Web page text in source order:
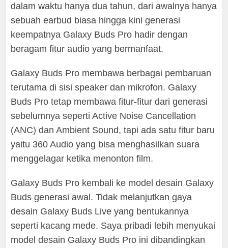
dalam waktu hanya dua tahun, dari awalnya hanya
sebuah earbud biasa hingga kini generasi
keempatnya Galaxy Buds Pro hadir dengan
beragam fitur audio yang bermanfaat.
Galaxy Buds Pro membawa berbagai pembaruan
terutama di sisi speaker dan mikrofon. Galaxy
Buds Pro tetap membawa fitur-fitur dari generasi
sebelumnya seperti Active Noise Cancellation
(ANC) dan Ambient Sound, tapi ada satu fitur baru
yaitu 360 Audio yang bisa menghasilkan suara
menggelagar ketika menonton film.
Galaxy Buds Pro kembali ke model desain Galaxy
Buds generasi awal. Tidak melanjutkan gaya
desain Galaxy Buds Live yang bentukannya
seperti kacang mede. Saya pribadi lebih menyukai
model desain Galaxy Buds Pro ini dibandingkan